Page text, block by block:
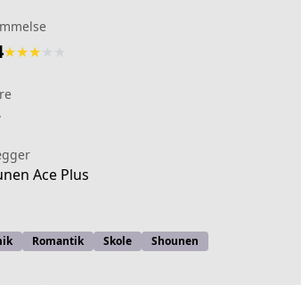
★★★
Ace Plus
Romantik Skole Shounen